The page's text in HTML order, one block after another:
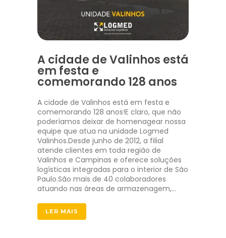
A cidade de Valinhos está
em festa e
comemorando 128 anos
A cidade de Valinhos está em festa e
comemorando 128 anos!E claro, que não
poderíamos deixar de homenagear nossa
equipe que atua na unidade Logmed
Valinhos.Desde junho de 2012, a filial
atende clientes em toda região de
Valinhos e Campinas e oferece soluções
logísticas integradas para o interior de São
Paulo.São mais de 40 colaboradores
atuando nas áreas de armazenagem,…
LER MAIS